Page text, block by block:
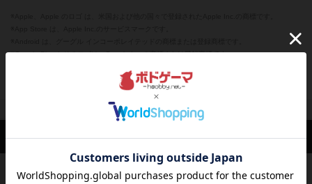
※Google Play とそのロゴは、Google Inc.の商標または登録商標です。
ボドとも一覧 beavermodoki閉じる
ボードゲームのプレイ履歴を記録し
て、
自分のデータを管理しませんか？
ボドゲーマTOP
ボードゲームを検索する